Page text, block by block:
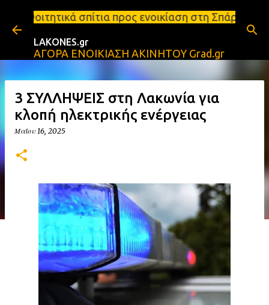
Μετάβαση στο κύριο περιεχόμενο
προς ενοικίαση στη Σπάρτη Ενοικιάσεις
LAKONES.gr
ΑΓΟΡΑ ΕΝΟΙΚΙΑΣΗ ΑΚΙΝΗΤΟΥ Grad.gr
3 ΣΥΛΛΗΨΕΙΣ στη Λακωνία για
κλοπή ηλεκτρικής ενέργειας
Μαΐου 16, 2025